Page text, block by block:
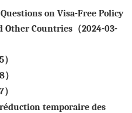
on Visa-Free Policy
Other Countries（2024-03-
temporaire des